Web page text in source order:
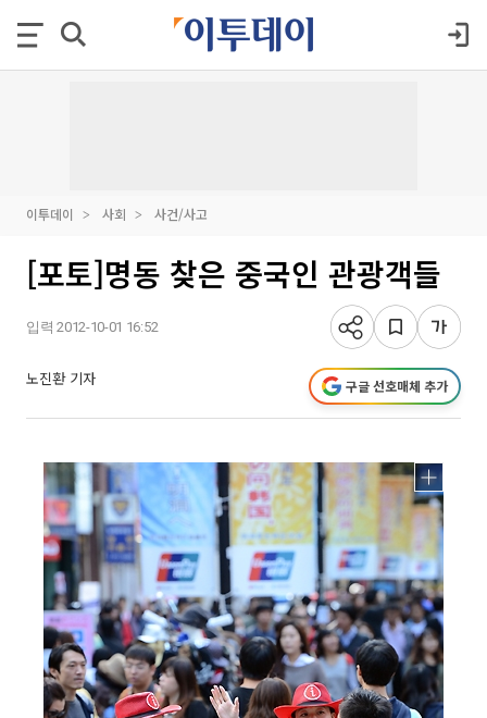
이투데이 사회 사건/사고
[포토]명동 찾은 중국인 관광객들
입력 2012-10-01 16:52
노진환 기자 구글 선호매체 추가